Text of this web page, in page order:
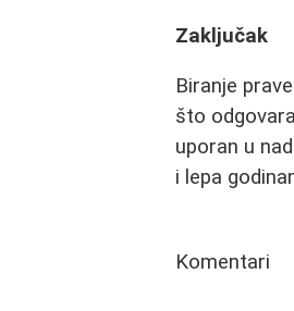
Zaključak
Biranje
što
uporan u
i lepa
Komentari